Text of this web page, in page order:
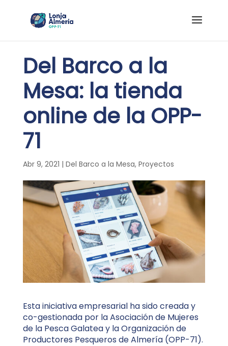
Del Barco a la
Mesa: la tienda
online de la OPP-
71
Abr 9, 2021 | Del Barco a la Mesa, Proyectos
Esta iniciativa empresarial ha sido creada y
co-gestionada por la Asociación de Mujeres
de la Pesca Galatea y la Organización de
Productores Pesqueros de Almería (OPP-71).